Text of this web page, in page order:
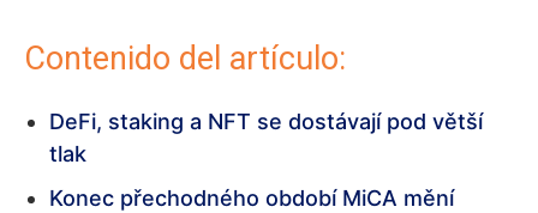
Contenido del artículo:
DeFi, staking a NFT se dostávají pod větší
tlak
Konec přechodného období MiCA mění